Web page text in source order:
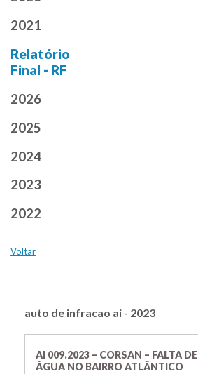
2021
Relatório
Final - RF
2026
2025
2024
2023
2022
Voltar
auto de infracao ai - 2023
AI 009.2023 – CORSAN – FALTA DE
ÁGUA NO BAIRRO ATLÂNTICO